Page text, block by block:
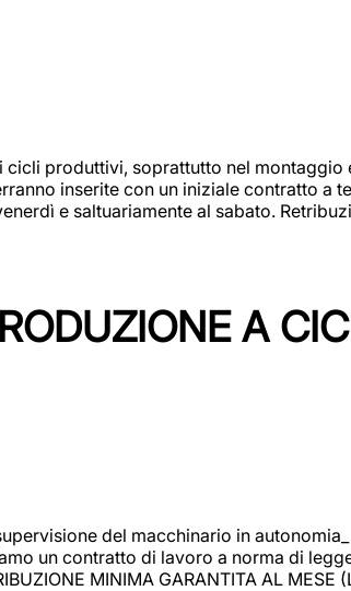
produttivi, soprattutto nel
inserite con un iniziale contratto
e saltuariamente al sabato.
A
del macchinario in
un contratto di lavoro a norma di
MINIMA GARANTITA AL